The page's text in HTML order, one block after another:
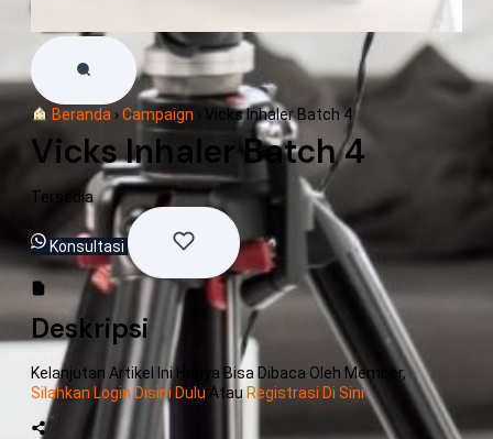
Beranda ›Campaign Vicks Inhaler Batch 4
Vicks Inhaler Batch 4
Tersedia
Konsultasi
Deskripsi
Kelanjutan Artikel Ini Hanya Bisa Dibaca Oleh Member,
Silahkan Login Disini Dulu Atau Registrasi Di Sini